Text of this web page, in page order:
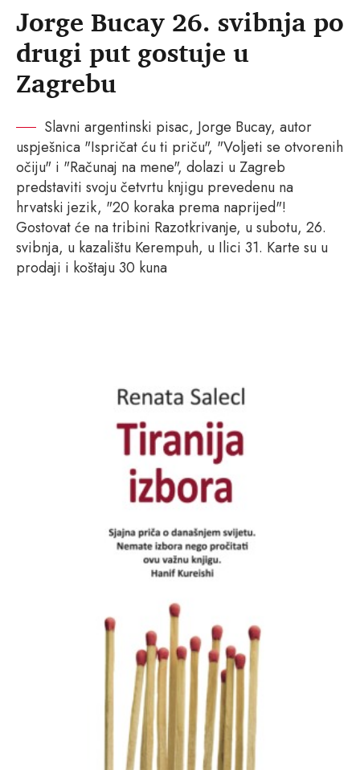
Jorge Bucay 26. svibnja po
drugi put gostuje u
Zagrebu
Slavni argentinski pisac, Jorge Bucay, autor
uspješnica "Ispričat ću ti priču", "Voljeti se otvorenih
očiju" i "Računaj na mene", dolazi u Zagreb
predstaviti svoju četvrtu knjigu prevedenu na
hrvatski jezik, "20 koraka prema naprijed"!
Gostovat će na tribini Razotkrivanje, u subotu, 26.
svibnja, u kazalištu Kerempuh, u Ilici 31. Karte su u
prodaji i koštaju 30 kuna